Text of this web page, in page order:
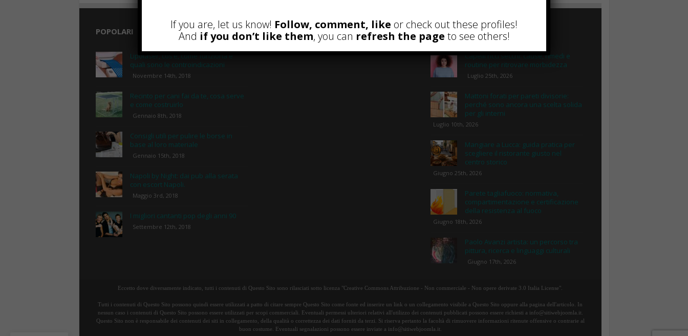
POPOLARI
Lipolaser, cos’è, come funziona e
quali sono le controindicazioni
Novembre 14th, 2018
Recinto per cani fai da te, cosa serve
e come costruirlo
Gennaio 8th, 2018
Consigli utili per pulire le borse in
base al loro materiale
Gennaio 15th, 2018
Napoli by Night: dai pub alla serata
con escort Napoli.
Maggio 3rd, 2018
I migliori cantanti pop degli anni 90
Settembre 12th, 2018
RECENSIONI POST ATTUALI
Capelli ricci secchi: cause, rimedi e
routine per ritrovare morbidezza
Luglio 25th, 2026
Mattoni forati per pareti divisorie:
perché sono ancora una scelta solida
per gli interni
Luglio 10th, 2026
Mangiare a Lucca: guida pratica per
scegliere il ristorante giusto nel
centro storico
Giugno 25th, 2026
Parete tagliafuoco: normativa,
compartimentazione e certificazione
della resistenza al fuoco
Giugno 18th, 2026
Paolo Avanzi artista: un percorso tra
pittura, ricerca e linguaggi culturali
Giugno 17th, 2026
Eccetto dove diversamente indicato, tutti i contenuti di Questo Sito sono rilasciati sotto licenza "Creative Commons Attribuzione - Non commerciale - Non opere derivate 3.0 Italia License".
Tutti i contenuti di Questo Sito possono quindi essere utilizzati a patto di citare sempre Questo Sito come fonte ed inserire un link o un collegamento visibile a Questo Sito oppure alla pagina dell'articolo. In
nessun caso i contenuti di Questo Sito possono essere utilizzati per scopi commerciali. Eventuali permessi ulteriori relativi all'utilizzo dei contenuti pubblicati possono essere richiesti a info@sitiwebjoomla.it.
Questo Sito non è responsabile dei contenuti dei siti in collegamento, della qualità o correttezza dei dati forniti da terzi. Si riserva pertanto la facoltà di rimuovere informazioni ritenute offensive o contrarie al
buon costume. Eventuali segnalazioni possono essere inviate a info@sitiwebjoomla.it.
If you are, let us know! Follow, comment, like or check out these profiles!
And if you don’t like them, you can refresh the page to see others!